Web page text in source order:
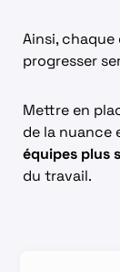
Ainsi,
progresser
Mettre en
de la
équipes plus
du travail.